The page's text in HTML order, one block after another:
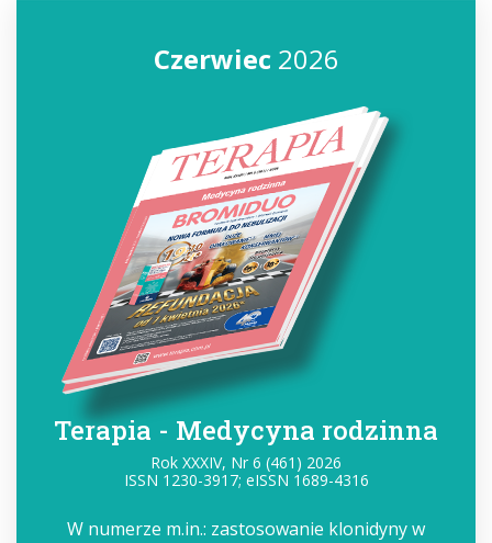
Czerwiec2026
Terapia - Medycyna rodzinna
Rok XXXIV, Nr 6 (461) 2026
ISSN 1230-3917; eISSN 1689-4316
W numerze m.in.: zastosowanie klonidyny w